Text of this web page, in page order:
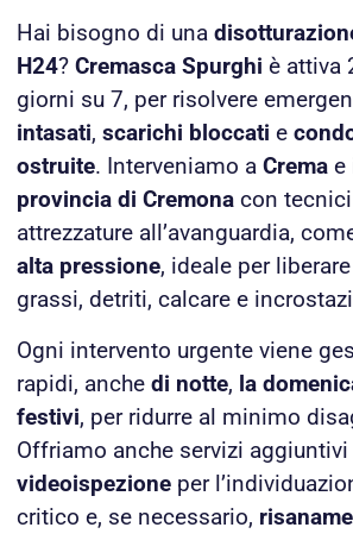
Hai bisogno di una
H24? Cremasca Spurghi è attiva
giorni su 7, per risolvere
intasati, scarichi bloccati e
ostruite. Interveniamo a Crema e
provincia di Cremona con
attrezzature all’avanguardia,
alta pressione, ideale per
grassi, detriti, calcare e
Ogni intervento urgente viene
rapidi, anche di notte, la
festivi, per ridurre al minimo
Offriamo anche servizi
videoispezione per
critico e, se necessario,